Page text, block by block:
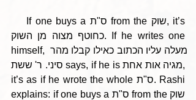
If one buys a ס"ת from the שוק, it’s
כחוטף מצוה מן השוק. If he writes one
himself, מעלה עליו הכתוב כאילו קבלו מהר
סיני. ר' ששת says, if he is מגיה אות אחת,
it’s as if he wrote the whole ס"ת. Rashi
explains: if one buys a ס"ת from the שוק